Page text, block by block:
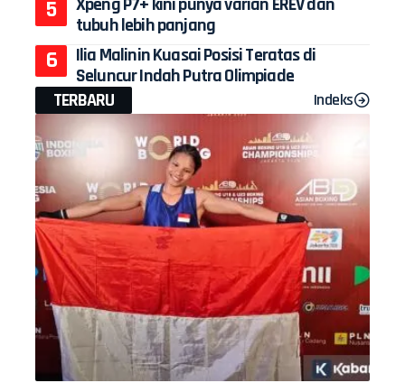
tubuh lebih panjang
Ilia Malinin Kuasai Posisi Teratas di
Seluncur Indah Putra Olimpiade
TERBARU
Indeks